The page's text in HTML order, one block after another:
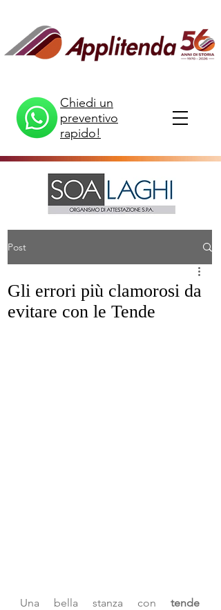
Chiedi un
preventivo
rapido!
Post
Gli errori più clamorosi da
evitare con le Tende
Una bella stanza con tende